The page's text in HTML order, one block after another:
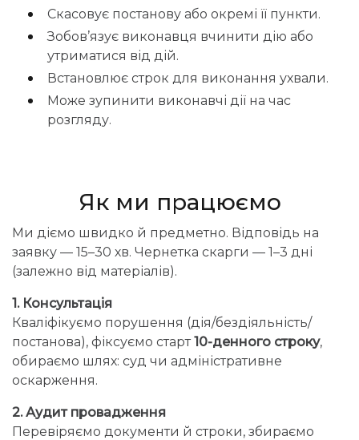
Скасовує постанову або окремі її пункти.
Зобов’язує виконавця вчинити дію або
утриматися від дій.
Встановлює строк для виконання ухвали.
Може зупинити виконавчі дії на час
розгляду.
Як ми працюємо
Ми діємо швидко й предметно. Відповідь на
заявку — 15–30 хв. Чернетка скарги — 1–3 дні
(залежно від матеріалів).
1. Консультація
Кваліфікуємо порушення (дія/бездіяльність/
постанова), фіксуємо старт10-денного строку,
обираємо шлях: суд чи адміністративне
оскарження.
2. Аудит провадження
Перевіряємо документи й строки, збираємо